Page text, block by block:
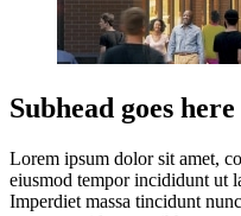
Subhead goes
Lorem ipsum dolor sit amet,
eiusmod tempor incididunt ut
Imperdiet massa tincidunt